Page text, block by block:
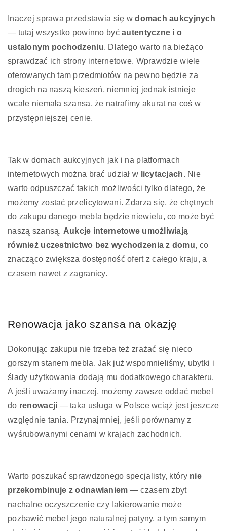
Inaczej sprawa przedstawia się wdomach aukcyjnych
— tutaj wszystko powinno byćautentyczne i o
ustalonym pochodzeniu. Dlatego warto na bieżąco
sprawdzać ich strony internetowe. Wprawdzie wiele
oferowanych tam przedmiotów na pewno będzie za
drogich na naszą kieszeń, niemniej jednak istnieje
wcale niemała szansa, że natrafimy akurat na coś w
przystępniejszej cenie.
Tak w domach aukcyjnych jak i na platformach
internetowych można brać udział w licytacjach. Nie
warto odpuszczać takich możliwości tylko dlatego, że
możemy zostać przelicytowani. Zdarza się, że chętnych
do zakupu danego mebla będzie niewielu, co może być
naszą szansą. Aukcje internetowe umożliwiają
również uczestnictwo bez wychodzenia z domu, co
znacząco zwiększa dostępność ofert z całego kraju, a
czasem nawet z zagranicy.
Renowacja jako szansa na okazję
Dokonując zakupu nie trzeba też zrażać się nieco
gorszym stanem mebla. Jak już wspomnieliśmy, ubytki i
ślady użytkowania dodają mu dodatkowego charakteru.
A jeśli uważamy inaczej, możemy zawsze oddać mebel
do renowacji — taka usługa w Polsce wciąż jest jeszcze
względnie tania. Przynajmniej, jeśli porównamy z
wyśrubowanymi cenami w krajach zachodnich.
Warto poszukać sprawdzonego specjalisty, który nie
przekombinuje z odnawianiem — czasem zbyt
nachalne oczyszczenie czy lakierowanie może
pozbawić mebel jego naturalnej patyny, a tym samym